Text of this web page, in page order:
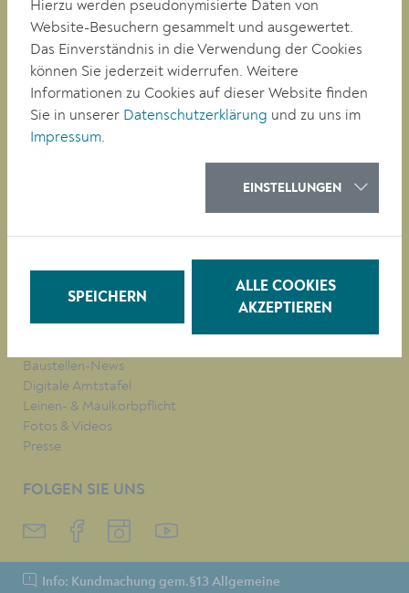
RATHAUS
LEBEN
BAUEN/WIRTSCHAFT
BILDUNG
KULTUR
Stadtplan
Heurigenkalender
Baustellen-News
Digitale Amtstafel
Leinen- & Maulkorbpflicht
Fotos & Videos
Presse
FOLGEN SIE UNS
Info: Kundmachung gem.§13 Allgemeine
Hierzu werden pseudonymisierte Daten von
Website-Besuchern gesammelt und ausgewertet.
Das Einverständnis in die Verwendung der Cookies
können Sie jederzeit widerrufen. Weitere
Informationen zu Cookies auf dieser Website finden
Sie in unserer Datenschutzerklärung und zu uns im
Impressum.
EINSTELLUNGEN
SPEICHERN
ALLE COOKIES
AKZEPTIEREN